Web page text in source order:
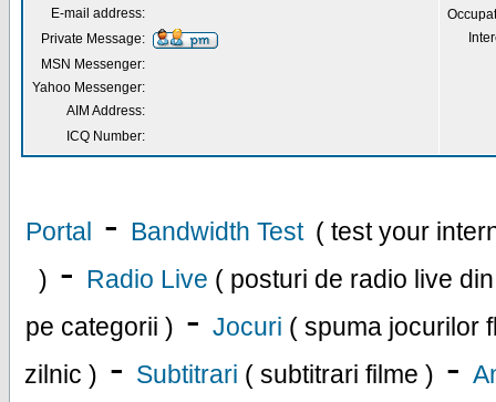
E-mail address:
Private Message:
MSN Messenger:
Yahoo Messenger:
AIM Address:
ICQ Number:
Portal - Bandwidth Test ( test your
) - Radio Live ( posturi de radio live
pe categorii ) - Jocuri ( spuma jocurilor
zilnic ) - Subtitrari ( subtitrari filme ) -